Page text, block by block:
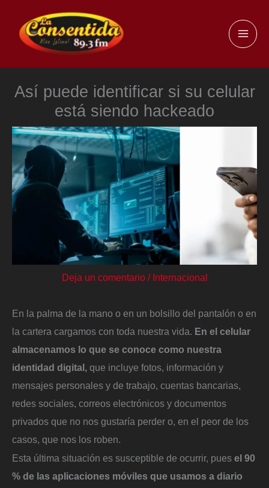
contenido
Así puede identificar si su celular
está siendo hackeado
Deja un comentario / Internacional
En la palma de la mano o en un bolsillo del pantalón o en
la cartera cargamos con toda nuestra vida. En el celular
almacenamos lo que se conoce como nuestra
identidad digital, que incluye fotos, información y
mensajes personales y de trabajo, cuentas bancarias,
redes sociales, correos electrónicos y documentos
privados que no nos gustaría perder o, en el peor de los
casos, que nos los roben.
Esta última situación es susceptible de ocurrir, pues el 90
% de las aplicaciones móviles que usamos a diario